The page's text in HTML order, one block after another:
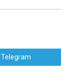
Telegram